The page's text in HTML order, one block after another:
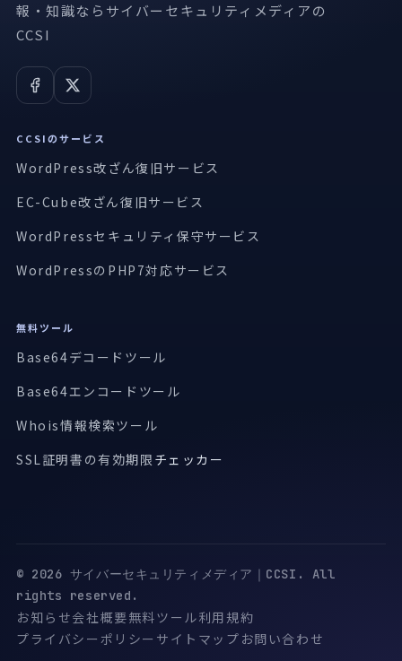
報・知識ならサイバーセキュリティメディアの
CCSI
CCSIのサービス
WordPress改ざん復旧サービス
EC-Cube改ざん復旧サービス
WordPressセキュリティ保守サービス
WordPressのPHP7対応サービス
無料ツール
Base64デコードツール
Base64エンコードツール
Whois情報検索ツール
SSL証明書の有効期限 チェッカー
© 2026 サイバーセキュリティメディア｜CCSI. All
rights reserved.
お知らせ会社概要無料ツール利用規約
プライバシーポリシー サイトマップ お問い合わせ